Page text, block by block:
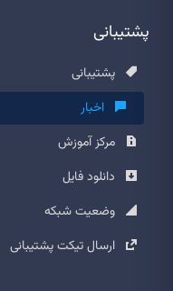
پشتیبانی
پشتیبانی
اخبار
مرکز آموزش
دانلود فایل
وضعیت شبکه
ارسال تیکت پشتیبانی